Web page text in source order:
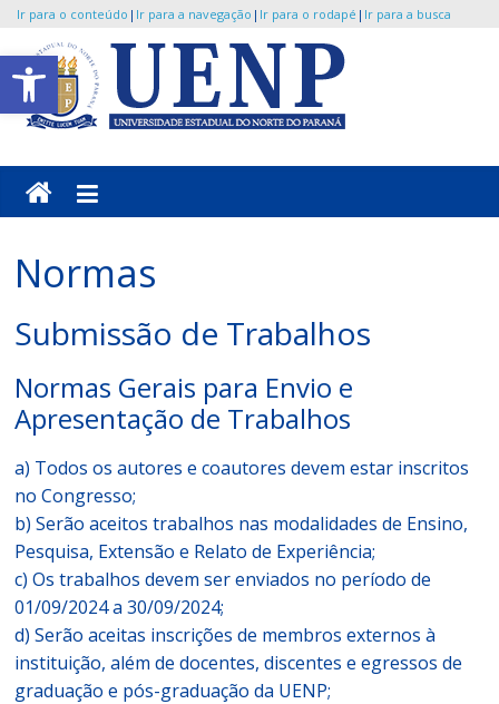
Abrir a barra de ferramentas
Ir para o conteúdo | Ir para a navegação | Ir para o rodapé | Ir para a busca
para
conteúdo
UENP
/
CONFIUENP
Portal
Eventos
Universidade
Normas
Submissão de Trabalhos
Normas Gerais para Envio e
Apresentação de Trabalhos
a) Todos os autores e coautores devem estar inscritos
no Congresso;
b) Serão aceitos trabalhos nas modalidades de Ensino,
Pesquisa, Extensão e Relato de Experiência;
c) Os trabalhos devem ser enviados no período de
01/09/2024 a 30/09/2024;
d) Serão aceitas inscrições de membros externos à
instituição, além de docentes, discentes e egressos de
graduação e pós-graduação da UENP;